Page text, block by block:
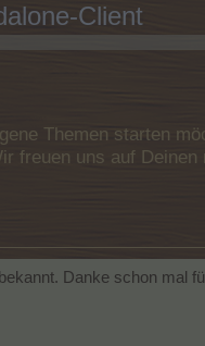
Client
Themen starten
freuen uns auf
Danke schon mal